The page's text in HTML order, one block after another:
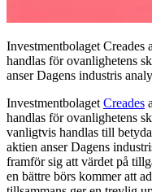
Investmentbolaget
handlas för ovanlighetens
anser Dagens industris
Investmentbolaget Creades
handlas för ovanlighetens
vanligtvis handlas till
aktien anser Dagens
framför sig att värdet på
en bättre börs kommer att